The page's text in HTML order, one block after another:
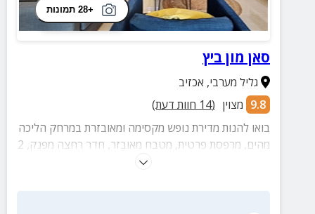
+28 תמונות
סאן מון ביץ
גליל מערבי, אכזיב
9.8 מצוין (
14 חוות דעת)
בואו להנות מדירת נופש מקסימה ומאובזרת במרחק הליכה
מהים, מרפסת פרטית, מטבח מאובזר, חדר רחצה מפנק, 2
חדרי שינה זוגיים, ספה זוגית נפתחת ונוף משגע!